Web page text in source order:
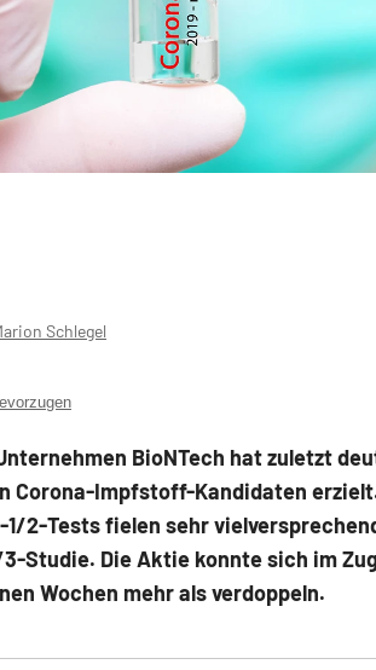
Schlegel
BioNTech hat zuletzt
Corona-Impfstoff-Kandidaten
1/2-Tests fielen sehr
Studie. Die Aktie konnte sich im
Wochen mehr als verdoppeln.